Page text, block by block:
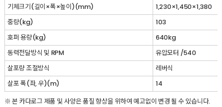
기체크기(길이×폭×높이)(mm)
1,230×1,450×1,380
중량(kg)
103
호퍼 용량(kg)
640kg
동력전달방식 및 RPM
유압모터 /540
살포량 조절방식
레버식
살포 폭(좌, 우)(m)
14
※ 본 카다로그 제품 및 사양은 품질 향상을 위하여 예고없이 변경 될 수 있습니다.